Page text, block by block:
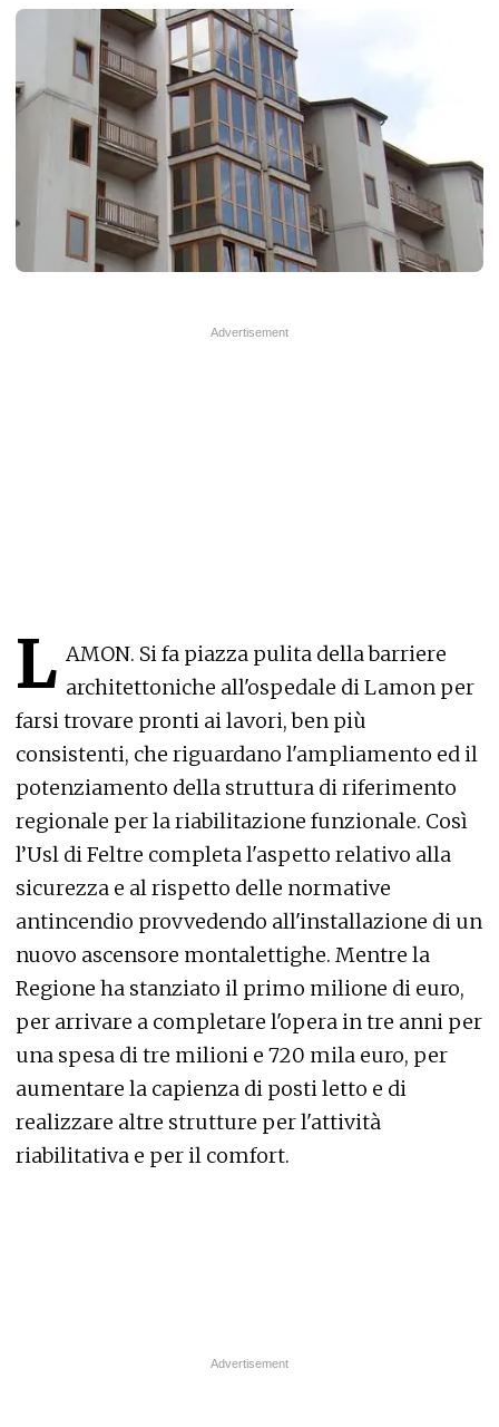
L AMON. Si fa piazza pulita della barriere
architettoniche all'ospedale di Lamon per
farsi trovare pronti ai lavori, ben più
consistenti, che riguardano l'ampliamento ed il
potenziamento della struttura di riferimento
regionale per la riabilitazione funzionale. Così
l’Usl di Feltre completa l'aspetto relativo alla
sicurezza e al rispetto delle normative
antincendio provvedendo all'installazione di un
nuovo ascensore montalettighe. Mentre la
Regione ha stanziato il primo milione di euro,
per arrivare a completare l'opera in tre anni per
una spesa di tre milioni e 720 mila euro, per
aumentare la capienza di posti letto e di
realizzare altre strutture per l'attività
riabilitativa e per il comfort.